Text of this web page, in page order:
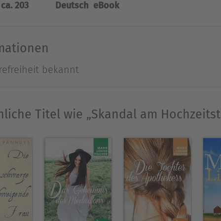
damit auch ihre Eltern und Schwiegereltern
ca. 203 Deutsch eBook
bekannt
Titel wie „Skandal am